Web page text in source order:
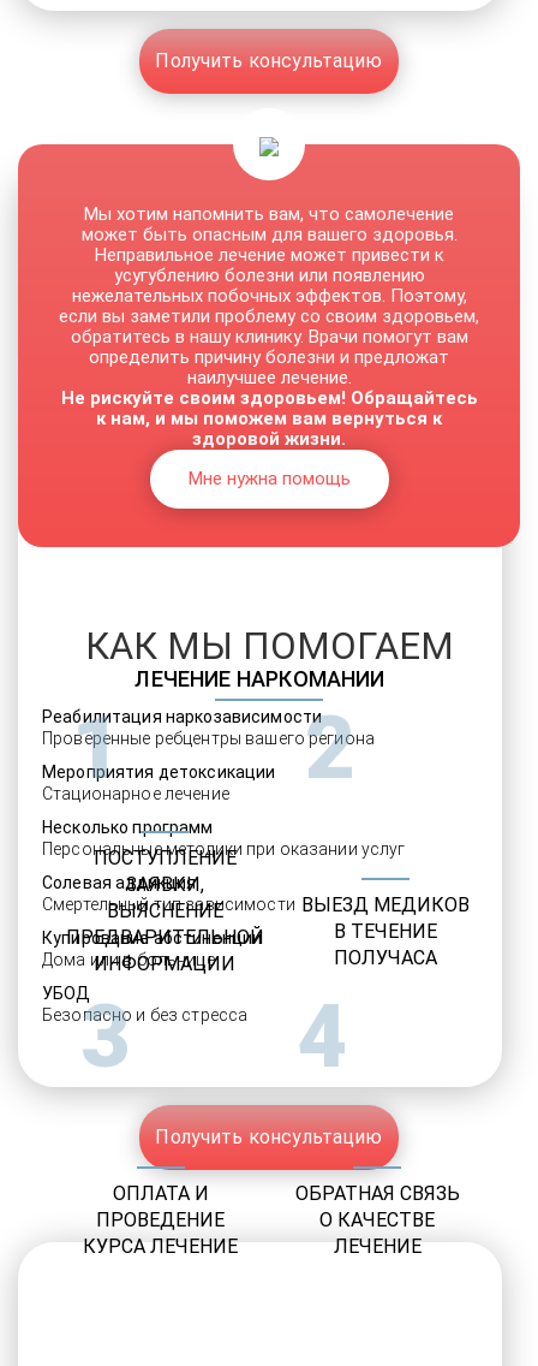
Получить консультацию
ЛЕЧЕНИЕ НАРКОМАНИИ
Реабилитация наркозависимости
Проверенные ребцентры вашего региона
Мероприятия детоксикации
Стационарное лечение
Несколько программ
Персональные методики при оказании услуг
Солевая аддикция
Смертельный тип зависимости
Купирование абстиненции
Дома или в больнице
УБОД
Безопасно и без стресса
Получить консультацию
Мы хотим напомнить вам, что самолечение
может быть опасным для вашего здоровья.
Неправильное лечение может привести к
усугублению болезни или появлению
нежелательных побочных эффектов. Поэтому,
если вы заметили проблему со своим здоровьем,
обратитесь в нашу клинику. Врачи помогут вам
определить причину болезни и предложат
наилучшее лечение.
Не рискуйте своим здоровьем! Обращайтесь
к нам, и мы поможем вам вернуться к
здоровой жизни.
Мне нужна помощь
КАК МЫ ПОМОГАЕМ
1
ПОСТУПЛЕНИЕ
ЗАЯВКИ,
ВЫЯСНЕНИЕ
ПРЕДВАРИТЕЛЬНОЙ
ИНФОРМАЦИИ
2
ВЫЕЗД МЕДИКОВ
В ТЕЧЕНИЕ
ПОЛУЧАСА
3
ОПЛАТА И
ПРОВЕДЕНИЕ
КУРСА ЛЕЧЕНИЕ
4
ОБРАТНАЯ СВЯЗЬ
О КАЧЕСТВЕ
ЛЕЧЕНИЕ